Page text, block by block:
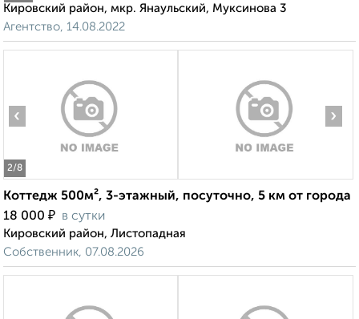
Кировский район, мкр. Янаульский, Муксинова 3
Агентство, 14.08.2022
2/8
‹ ›
Коттедж 500м², 3-этажный, посуточно, 5 км от города
18 000 ₽ в сутки
Кировский район, Листопадная
Собственник, 07.08.2026